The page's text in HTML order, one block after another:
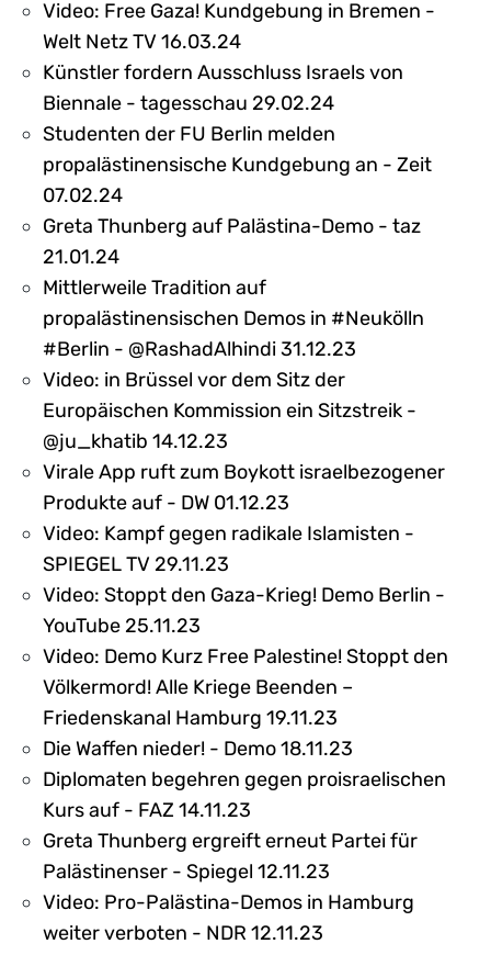
Video: Free Gaza! Kundgebung in Bremen -
Welt Netz TV 16.03.24
Künstler fordern Ausschluss Israels von
Biennale - tagesschau 29.02.24
Studenten der FU Berlin melden
propalästinensische Kundgebung an - Zeit
07.02.24
Greta Thunberg auf Palästina-Demo - taz
21.01.24
Mittlerweile Tradition auf
propalästinensischen Demos in #Neukölln
#Berlin - @RashadAlhindi 31.12.23
Video: in Brüssel vor dem Sitz der
Europäischen Kommission ein Sitzstreik -
@ju_khatib 14.12.23
Virale App ruft zum Boykott israelbezogener
Produkte auf - DW 01.12.23
Video: Kampf gegen radikale Islamisten -
SPIEGEL TV 29.11.23
Video: Stoppt den Gaza-Krieg! Demo Berlin -
YouTube 25.11.23
Video: Demo Kurz Free Palestine! Stoppt den
Völkermord! Alle Kriege Beenden –
Friedenskanal Hamburg 19.11.23
Die Waffen nieder! - Demo 18.11.23
Diplomaten begehren gegen proisraelischen
Kurs auf - FAZ 14.11.23
Greta Thunberg ergreift erneut Partei für
Palästinenser - Spiegel 12.11.23
Video: Pro-Palästina-Demos in Hamburg
weiter verboten - NDR 12.11.23